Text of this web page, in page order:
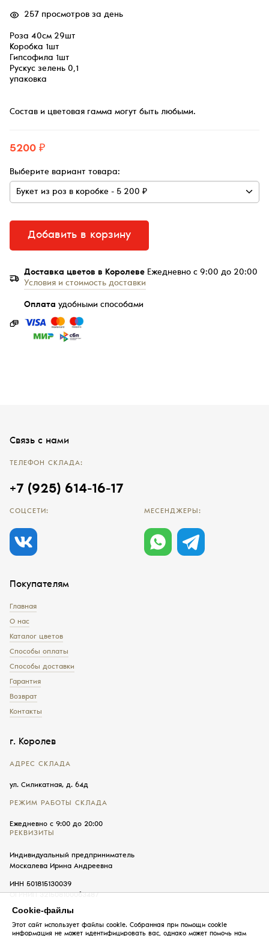
257 просмотров за день
Роза 40см 29шт
Коробка 1шт
Гипсофила 1шт
Рускус зелень 0,1
упаковка
Состав и цветовая гамма могут быть любыми.
Доставка цветов в Королеве Ежедневно с 9:00 до 20:00
Условия и стоимость доставки
Оплата удобными способами
5200 ₽
Выберите вариант товара:
Добавить в корзину
г. Королев
АДРЕС СКЛАДА
ул. Силикатная, д. 64д
РЕЖИМ РАБОТЫ СКЛАДА
Ежедневно с 9:00 до 20:00
РЕКВИЗИТЫ
Индивидуальный предприниматель
Москалева Ирина Андреевна
ИНН 501815130039
ОГРНИП 321508100063487
Покупателям
Главная
О нас
Каталог цветов
Способы оплаты
Способы доставки
Гарантия
Возврат
Контакты
Связь с нами
ТЕЛЕФОН СКЛАДА:
+7 (925) 614-16-17
СОЦСЕТИ: МЕСЕНДЖЕРЫ:
Cookie-файлы
Этот сайт использует файлы cookie. Собранная при помощи cookie
информация не может идентифицировать вас, однако может помочь нам